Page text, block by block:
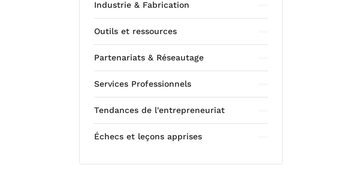
Industrie & Fabrication
Outils et ressources
Partenariats & Réseautage
Services Professionnels
Tendances de l'entrepreneuriat
Échecs et leçons apprises